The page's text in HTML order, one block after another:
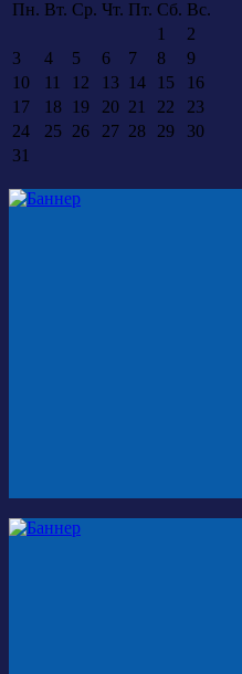
Пн. Вт. Ср. Чт. Пт. Сб. Вс.
1
2
3
4 5 6 7 8
9
10
11 12 13 14 15
16
17
18 19 20 21 22
23
24
25 26 27 28 29
30
31